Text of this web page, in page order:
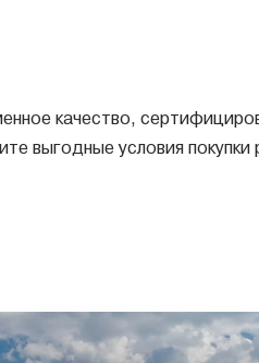
качество,
выгодные условия